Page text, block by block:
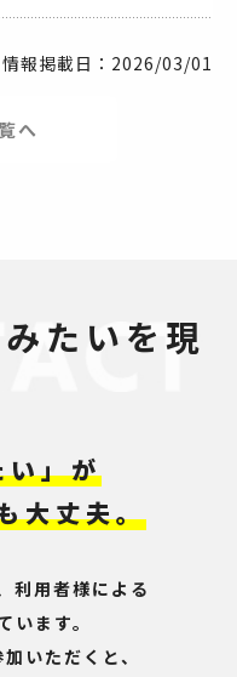
情報掲載日：2026/03/01
へ
たいを現
い」が
大丈夫。
利用者様による
います。
いただくと、